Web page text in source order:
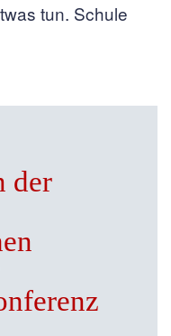
tun. Schule
der